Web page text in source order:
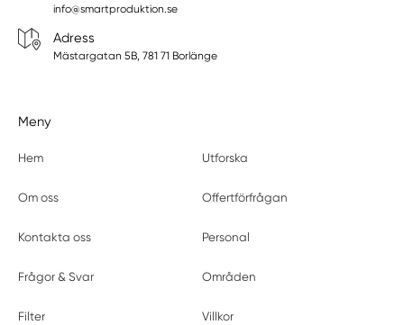
info@smartproduktion.se
Adress
Mästargatan 5B, 781 71 Borlänge
Meny
Hem Utforska
Om oss Offertförfrågan
Kontakta oss Personal
Frågor & Svar Områden
Filter Villkor